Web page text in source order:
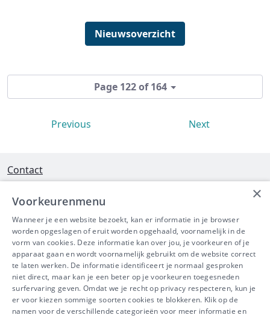
Nieuwsoverzicht
Page 122 of 164
Previous Next
Contact
Interleuvenlaan 58 - 3001 Heverlee
Tel 016/390490
info@ibeve.be
Ondernemingsnummer: 0436 612 044
×
Voorkeurenmenu
Wanneer je een website bezoekt, kan er informatie in je browser
worden opgeslagen of eruit worden opgehaald, voornamelijk in de
vorm van cookies. Deze informatie kan over jou, je voorkeuren of je
apparaat gaan en wordt voornamelijk gebruikt om de website correct
te laten werken. De informatie identificeert je normaal gesproken
niet direct, maar kan je een beter op je voorkeuren toegesneden
surfervaring geven. Omdat we je recht op privacy respecteren, kun je
er voor kiezen sommige soorten cookies te blokkeren. Klik op de
namen voor de verschillende categorieën voor meer informatie en